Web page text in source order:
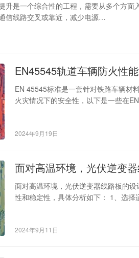
升是一个综合性的工程，需要从多个方
信线路交叉或靠近，减少电源…
EN45545轨道车辆防火性
EN 45545标准是一套针对铁路车辆材
火灾情况下的安全性，以下是一些在
2024年9月19日
面对高温环境，光伏逆变
面对高温环境，光伏逆变器线路板的
性和稳定性，具体分析如下： 1、选
2024年9月11日